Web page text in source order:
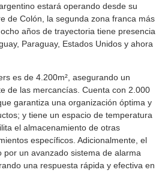
estará operando desde su
de Colón, la segunda zona franca más
años de trayectoria tiene presencia
Paraguay, Estados Unidos y ahora
es de 4.200m², asegurando un
de las mercancías. Cuenta con 2.000
garantiza una organización óptima y
y tiene un espacio de temperatura
el almacenamiento de otras
específicos. Adicionalmente, el
por un avanzado sistema de alarma
una respuesta rápida y efectiva en